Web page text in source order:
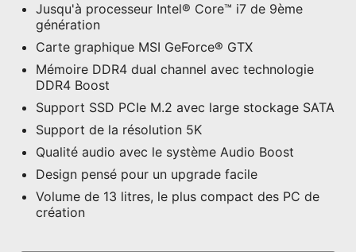
Jusqu'à processeur Intel® Core™ i7 de 9ème
génération
Carte graphique MSI GeForce® GTX
Mémoire DDR4 dual channel avec technologie
DDR4 Boost
Support SSD PCIe M.2 avec large stockage SATA
Support de la résolution 5K
Qualité audio avec le système Audio Boost
Design pensé pour un upgrade facile
Volume de 13 litres, le plus compact des PC de
création